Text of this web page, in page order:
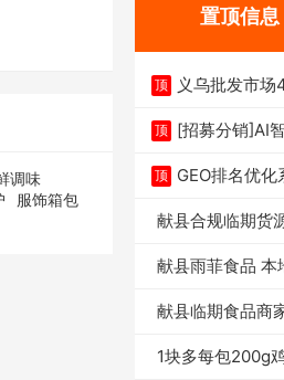
调味
服饰箱包
置顶信息
顶
义乌批发市场
顶 [招募分销]AI
顶 GEO排名优化
献县合规临期货
献县雨菲食品 本
献县临期食品商
1块多每包200g